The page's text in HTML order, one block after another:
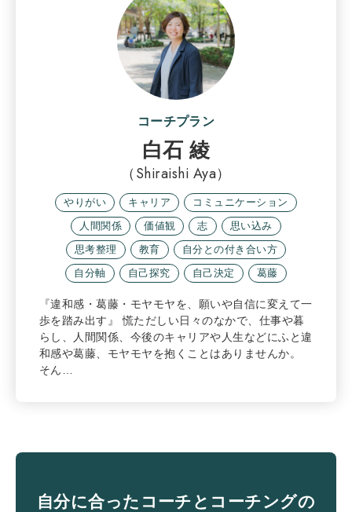
コーチプラン
白石 綾
（Shiraishi Aya）
やりがい キャリア
コミュニケーション
人間関係
価値観 志
思い込み
思考整理
教育
自分との付き合い方
自分軸
自己探究 自己決定 葛藤
『違和感・葛藤・モヤモヤを、願いや自信に変えて一
歩を踏み出す』 慌ただしい日々のなかで、仕事や暮
らし、人間関係、今後のキャリアや人生などにふと違
和感や葛藤、モヤモヤを抱くことはありませんか。
そん…
自分に合ったコーチとコーチングの